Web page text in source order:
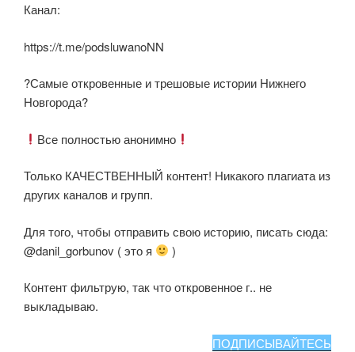
Канал:
https://t.me/podsluwanoNN
?Самые откровенные и трешовые истории Нижнего
Новгорода?
Все полностью анонимно
Только КАЧЕСТВЕННЫЙ контент! Никакого плагиата из
других каналов и групп.
Для того, чтобы отправить свою историю, писать сюда:
@danil_gorbunov ( это я
)
Контент фильтрую, так что откровенное г.. не
выкладываю.
ПОДПИСЫВАЙТЕСЬ